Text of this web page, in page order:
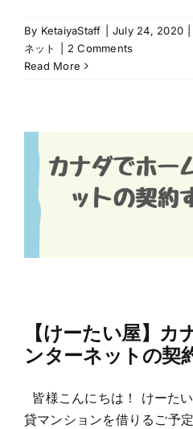
By KetaiyaStaff July 24, 2020
ネット
2 Comments
Read More
【けーたい屋】カ
ンターネットの契
皆様こんにちは！ けーた
貸マンションを借りるご予